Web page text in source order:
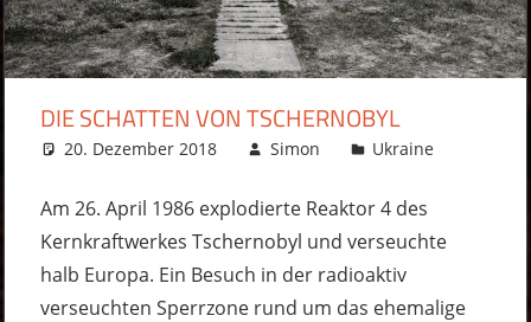
DIE SCHATTEN VON TSCHERNOBYL
20. Dezember 2018 Simon
Ukraine
Am 26. April 1986 explodierte Reaktor 4 des
Kernkraftwerkes Tschernobyl und verseuchte
halb Europa. Ein Besuch in der radioaktiv
verseuchten Sperrzone rund um das ehemalige